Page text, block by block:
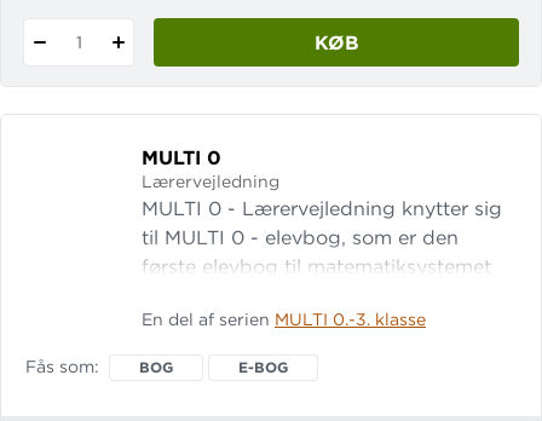
1 KØB
MULTI 0
Lærervejledning
MULTI 0 - Lærervejledning knytter sig
til MULTI 0 - elevbog, som er den
første elevbog til matematiksystemet
0 - Lærervejledning indledes med en
En del af serien MULTI 0.-3. klasse
Fås som BOG E-BOG